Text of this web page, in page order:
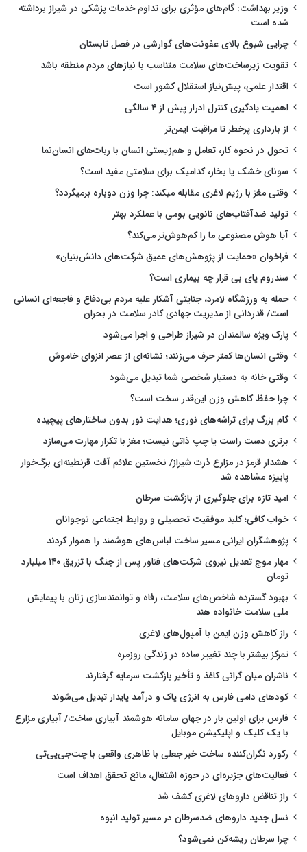
وزیر بهداشت: گام‌های مؤثری برای تداوم خدمات پزشکی در شیراز برداشته
شده است
چرایی شیوع بالای عفونت‌های گوارشی در فصل تابستان
تقویت زیرساخت‌های سلامت متناسب با نیازهای مردم منطقه باشد
اقتدار علمی، پیش‌نیاز استقلال کشور است
اهمیت یادگیری کنترل ادرار پیش از ۴ سالگی
از بارداری پرخطر تا مراقبت ایمن‌تر
تحول در نحوه کار، تعامل و هم‌زیستی انسان با ربات‌های انسان‌نما
سونای خشک یا بخار، کدامیک برای سلامتی مفید است؟
وقتی مغز با رژیم لاغری مقابله میکند: چرا وزن دوباره برمیگردد؟
تولید ضدآفتاب‌های نانویی بومی با عملکرد بهتر
آیا هوش مصنوعی ما را کم‌هوش‌تر می‌کند؟
فراخوان «حمایت از پژوهش‌های عمیق شرکت‌های دانش‌بنیان»
سندروم پای بی قرار چه بیماری است؟
حمله به ورزشگاه لامرد، جنایتی آشکار علیه مردم بی‌دفاع و فاجعه‌ای انسانی
است/ قدردانی از مدیریت جهادی کادر سلامت در بحران
پارک ویژه سالمندان در شیراز طراحی و اجرا می‌شود
وقتی انسان‌ها کمتر حرف می‌زنند؛ نشانه‌ای از عصر انزوای خاموش
وقتی خانه به دستیار شخصی شما تبدیل می‌شود
چرا حفظ کاهش وزن این‌قدر سخت است؟
گام بزرگ برای تراشه‌های نوری؛ هدایت نور بدون ساختارهای پیچیده
برتری دست راست یا چپ ذاتی نیست؛ مغز با تکرار مهارت می‌سازد
هشدار قرمز در مزارع ذرت شیراز/ نخستین علائم آفت قرنطینه‌ای برگ‌خوار
پاییزه مشاهده شد
امید تازه برای جلوگیری از بازگشت سرطان
خواب کافی؛ کلید موفقیت تحصیلی و روابط اجتماعی نوجوانان
پژوهشگران ایرانی مسیر ساخت لباس‌های هوشمند را هموار کردند
مهار موج تعدیل نیروی شرکت‌های فناور پس از جنگ با تزریق ۱۴۰ میلیارد
تومان
بهبود گسترده شاخص‌های سلامت، رفاه و توانمندسازی زنان با پیمایش
ملی سلامت خانواده هند
راز کاهش وزن ایمن با آمپول‌های لاغری
تمرکز بیشتر با چند تغییر ساده در زندگی روزمره
ناشران میان گرانی کاغذ و تأخیر بازگشت سرمایه گرفتارند
کودهای دامی فارس به انرژی پاک و درآمد پایدار تبدیل می‌شوند
فارس برای اولین بار در جهان سامانه هوشمند آبیاری ساخت/ آبیاری مزارع
با یک کلیک و اپلیکیشن موبایل
رکورد نگران‌کننده ساخت خبر جعلی با ظاهری واقعی با چت‌جی‌پی‌تی
فعالیت‌های جزیره‌ای در حوزه اشتغال، مانع تحقق اهداف است
راز تناقض داروهای لاغری کشف شد
نسل جدید داروهای ضدسرطان در مسیر تولید انبوه
چرا سرطان ریشه‌کن نمی‌شود؟